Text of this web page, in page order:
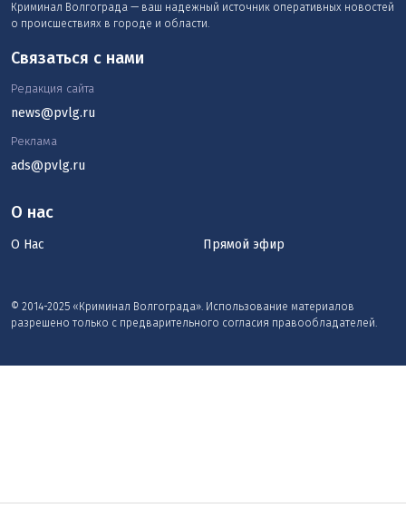
Криминал Волгограда — ваш надежный источник оперативных новостей
о происшествиях в городе и области.
О нас
О Нас Прямой эфир
© 2014-2025 «Криминал Волгограда». Использование материалов
разрешено только с предварительного согласия правообладателей.
Связаться с нами
Редакция сайта
news@pvlg.ru
Реклама
ads@pvlg.ru